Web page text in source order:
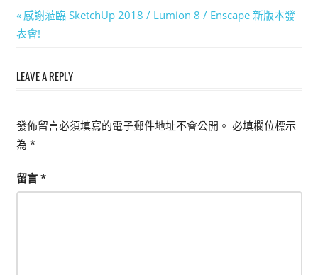
軟
體
文
章
導
Previous
Post:
感謝蒞臨 SketchUp 2018 / Lumion 8 / Enscape 新版本發
表會!
LEAVE A REPLY
發佈留言必須填寫的電子郵件地址不會公開。 必填欄位標示
為 *
留言 *